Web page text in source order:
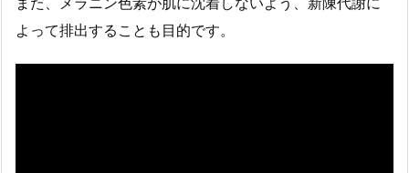
また、メラニン色素が肌に沈着しないよう、新陳代謝に
よって排出することも目的です。